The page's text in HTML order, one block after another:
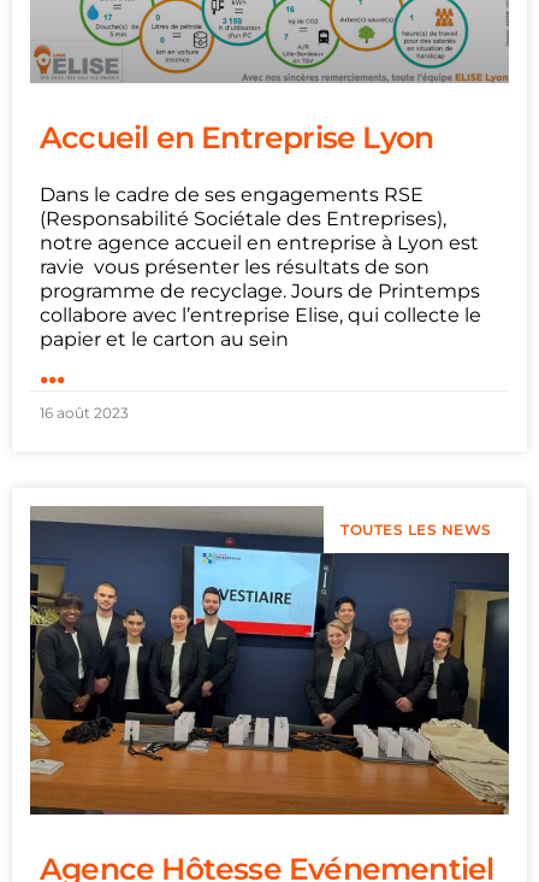
Accueil en Entreprise Lyon
Dans le cadre de ses engagements RSE
(Responsabilité Sociétale des Entreprises),
notre agence accueil en entreprise à Lyon est
ravie vous présenter les résultats de son
programme de recyclage. Jours de Printemps
collabore avec l’entreprise Elise, qui collecte le
papier et le carton au sein
...
16 août 2023
TOUTES LES NEWS
Agence Hôtesse Evénementiel